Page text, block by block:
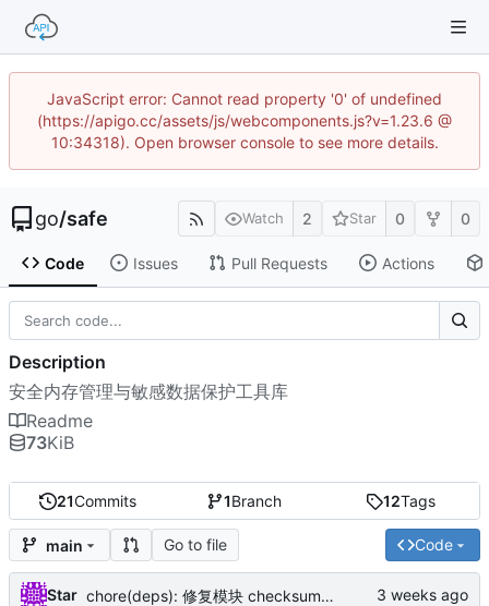
JavaScript error: Cannot read property '0' of undefined
(https://apigo.cc/assets/js/webcomponents.js?v=1.23.6 @
10:34318). Open browser console to see more details.
go/safe Watch 2 Star 0 0
Code Issues Pull Requests Actions
21Commits 1Branch 12Tags
main Go to file Code
Star chore(deps): 修复模块 checksum（by AI）
Description
安全内存管理与敏感数据保护工具库
Readme
73KiB